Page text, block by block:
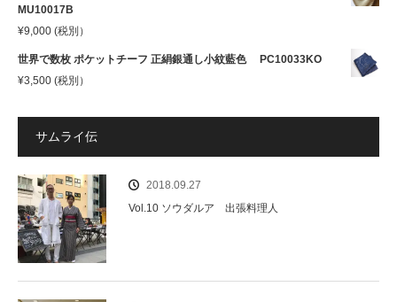
MU10017B
¥9,000 (税別）
世界で数枚 ポケットチーフ 正絹銀通し小紋藍色 PC10033KO
¥3,500 (税別）
サムライ伝
2018.09.27
Vol.10 ソウダルア 出張料理人